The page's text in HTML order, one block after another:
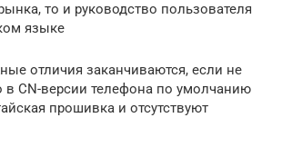
то и руководство пользователя
языке
отличия заканчиваются, если не
в CN-версии телефона по умолчанию
прошивка и отсутствуют